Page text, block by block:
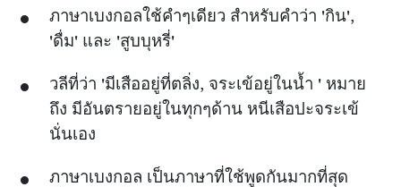
ภาษาเบงกอลใช้คำๆเดียว สำหรับคำว่า 'กิน',
'ดื่ม' และ 'สูบบุหรี่'
วลีที่ว่า 'มีเสืออยู่ที่ตลิ่ง, จระเข้อยู่ในน้ำ ' หมาย
ถึง มีอันตรายอยู่ในทุกๆด้าน หนีเสือปะจระเข้
นั่นเอง
ภาษาเบงกอล เป็นภาษาที่ใช้พูดกันมากที่สุด